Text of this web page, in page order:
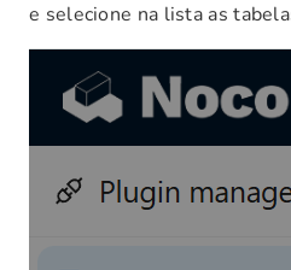
e selecione na lista as